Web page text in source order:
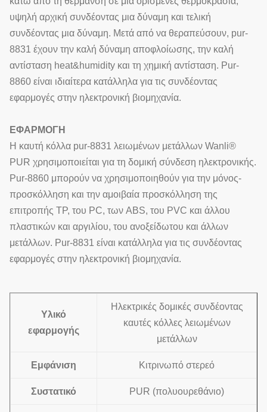
υψηλή αρχική συνδέοντας μια δύναμη και τελική
συνδέοντας μια δύναμη. Μετά από να θεραπεύσουν, pur-
8831 έχουν την καλή δύναμη αποφλοίωσης, την καλή
αντίσταση heat&humidity και τη χημική αντίσταση. Pur-
8860 είναι ιδιαίτερα κατάλληλα για τις συνδέοντας
εφαρμογές στην ηλεκτρονική βιομηχανία.
ΕΦΑΡΜΟΓΗ
Η καυτή κόλλα pur-8831 λειωμένων μετάλλων Wanli®
PUR χρησιμοποιείται για τη δομική σύνδεση ηλεκτρονικής.
Pur-8860 μπορούν να χρησιμοποιηθούν για την μόνος-
προσκόλληση και την αμοιβαία προσκόλληση της
επιτροπής TP, του PC, των ABS, του PVC και άλλου
πλαστικών και αργιλίου, του ανοξείδωτου και άλλων
μετάλλων. Pur-8831 είναι κατάλληλα για τις συνδέοντας
εφαρμογές στην ηλεκτρονική βιομηχανία.
Υλικό
εφαρμογής
Ηλεκτρικές δομικές συνδέοντας
καυτές κόλλες λειωμένων
μετάλλων
Εμφάνιση Κιτρινωπό στερεό
Συστατικό PUR (πολυουρεθάνιο)